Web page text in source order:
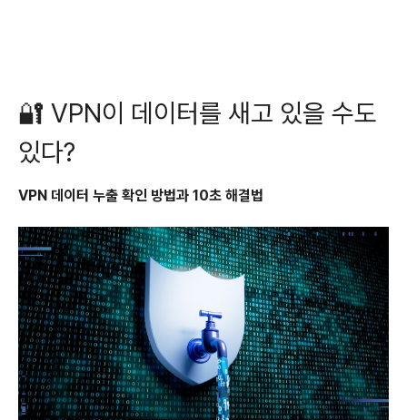
🔐 VPN이 데이터를 새고 있을 수도
있다?
VPN 데이터 누출 확인 방법과 10초 해결법